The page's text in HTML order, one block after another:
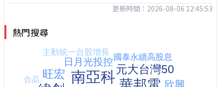
更新時間：2026-08-06 12:45:53
熱門搜尋